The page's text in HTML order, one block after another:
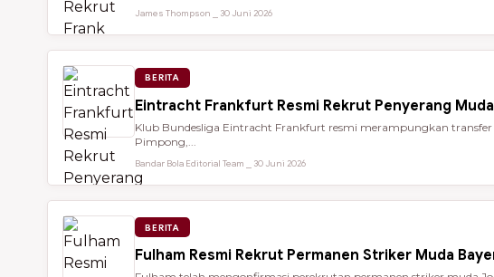
James Thompson ⎯ 30 Juni 2026
BERITA
Eintracht Frankfurt Resmi Rekrut Penyerang
Klub Bundesliga Eintracht Frankfurt resmi merampungkan
Pimpong,...
Bandar Bola Editorial Team ⎯ 30 Juni 2026
BERITA
Fulham Resmi Rekrut Permanen Striker Muda